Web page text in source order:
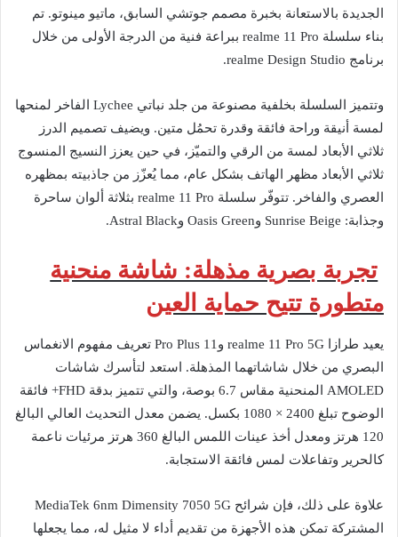
الجديدة بالاستعانة بخبرة مصمم جوتشي السابق، ماتيو مينوتو. تم
بناء سلسلة realme 11 Pro ببراعة فنية من الدرجة الأولى من خلال
برنامج realme Design Studio.
وتتميز السلسلة بخلفية مصنوعة من جلد نباتي Lychee الفاخر لمنحها
لمسة أنيقة وراحة فائقة وقدرة تحمُل متين. ويضيف تصميم الدرز
ثلاثي الأبعاد لمسة من الرقي والتميّز، في حين يعزز النسيج المنسوج
ثلاثي الأبعاد مظهر الهاتف بشكل عام، مما يُعزّز من جاذبيته بمظهره
العصري والفاخر. تتوفّر سلسلة realme 11 Pro بثلاثة ألوان ساحرة
وجذابة: Sunrise Beige وOasis Green وAstral Black.
تجربة بصرية مذهلة: شاشة منحنية
متطورة تتيح حماية العين
يعيد طرازا realme 11 Pro 5G و11 Pro Plus تعريف مفهوم الانغماس
البصري من خلال شاشاتهما المذهلة. استعد لتأسرك شاشات
AMOLED المنحنية مقاس 6.7 بوصة، والتي تتميز بدقة FHD+ فائقة
الوضوح تبلغ 2400 × 1080 بكسل. يضمن معدل التحديث العالي البالغ
120 هرتز ومعدل أخذ عينات اللمس البالغ 360 هرتز مرئيات ناعمة
كالحرير وتفاعلات لمس فائقة الاستجابة.
علاوة على ذلك، فإن شرائح MediaTek 6nm Dimensity 7050 5G
المشتركة تمكن هذه الأجهزة من تقديم أداء لا مثيل له، مما يجعلها